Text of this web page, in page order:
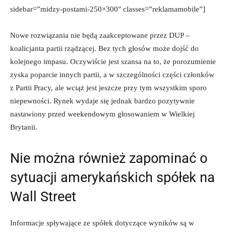
sidebar=”midzy-postami-250×300″ classes=”reklamamobile”]
Nowe rozwiązania nie będą zaakceptowane przez DUP –
koalicjanta partii rządzącej. Bez tych głosów może dojść do
kolejnego impasu. Oczywiście jest szansa na to, że porozumienie
zyska poparcie innych partii, a w szczególności części członków
z Partii Pracy, ale wciąż jest jeszcze przy tym wszystkim sporo
niepewności. Rynek wydaje się jednak bardzo pozytywnie
nastawiony przed weekendowym głosowaniem w Wielkiej
Brytanii.
Nie można również zapominać o
sytuacji amerykańskich spółek na
Wall Street
Informacje spływające ze spółek dotyczące wyników są w